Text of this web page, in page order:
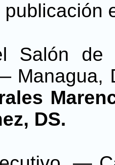
Salón de
DS.